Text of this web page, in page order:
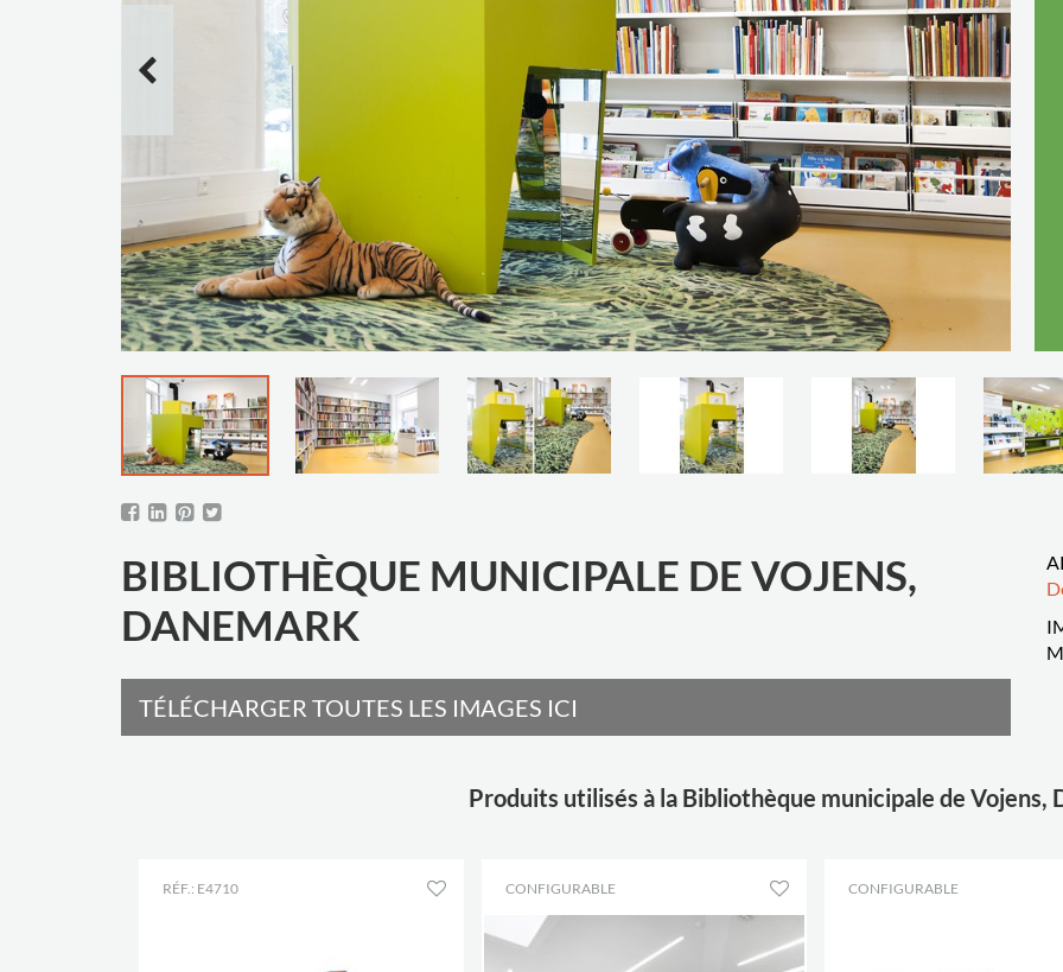
BIBLIOTHÈQUE MUNICIPALE DE VOJENS,
DANEMARK
TÉLÉCHARGER TOUTES LES IMAGES ICI
Produits utilisés à la Bibliothèque municipale de Vojens,
RÉF.: E4710 CONFIGURABLE CONFIGURABLE